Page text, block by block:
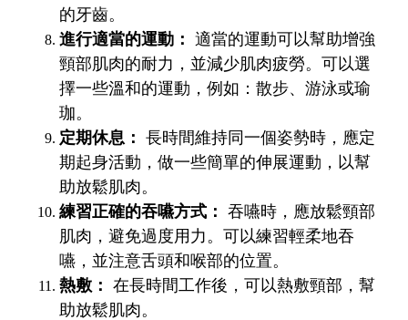
的牙齒。
進行適當的運動： 適當的運動可以幫助增強
頸部肌肉的耐力，並減少肌肉疲勞。可以選
擇一些溫和的運動，例如：散步、游泳或瑜
珈。
定期休息： 長時間維持同一個姿勢時，應定
期起身活動，做一些簡單的伸展運動，以幫
助放鬆肌肉。
練習正確的吞嚥方式： 吞嚥時，應放鬆頸部
肌肉，避免過度用力。可以練習輕柔地吞
嚥，並注意舌頭和喉部的位置。
熱敷： 在長時間工作後，可以熱敷頸部，幫
助放鬆肌肉。